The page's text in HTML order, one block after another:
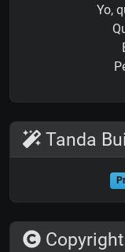
Yo,
Tanda
Copyright